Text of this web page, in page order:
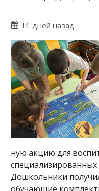
11 дней назад
ную акцию для
специализированных
Дошкольники